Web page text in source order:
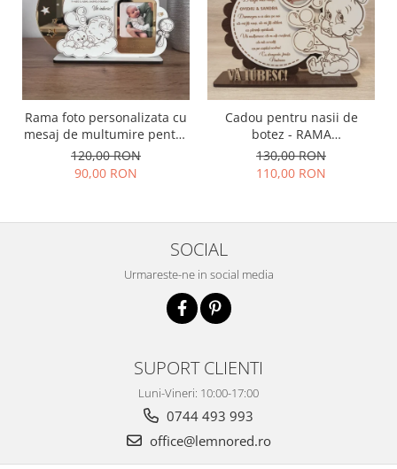
Rama foto personalizata cu
mesaj de multumire pentru
nasii de botez | Cadou
emotional pentru nasi
120,00 RON
90,00 RON
Cadou pentru nasii de
botez - RAMA
PERONALIZATA BOTEZ
130,00 RON
110,00 RON
SOCIAL
Urmareste-ne in social media
SUPORT CLIENTI
Luni-Vineri: 10:00-17:00
0744 493 993
office@lemnored.ro